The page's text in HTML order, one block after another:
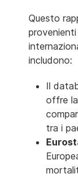
Questo
includono:
Il
offre
tra i